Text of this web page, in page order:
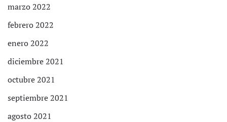
marzo 2022
febrero 2022
enero 2022
diciembre 2021
octubre 2021
septiembre 2021
agosto 2021